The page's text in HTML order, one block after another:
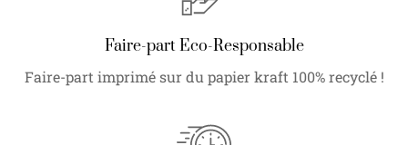
Faire-part Eco-Responsable
Faire-part imprimé sur du papier kraft 100% recyclé !